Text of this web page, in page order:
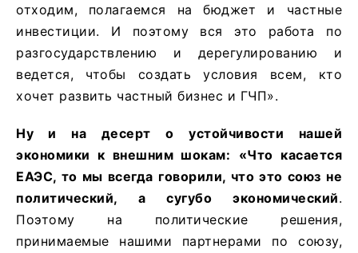
отходим, полагаемся на бюджет и частные
инвестиции. И поэтому вся это работа по
разгосударствлению и дерегулированию и
ведется, чтобы создать условия всем, кто
хочет развить частный бизнес и ГЧП».
Ну и на десерт о устойчивости нашей
экономики к внешним шокам:
«Что касается
ЕАЭС, то мы всегда говорили, что это союз не
политический, а сугубо экономический.
Поэтому на политические решения,
принимаемые нашими партнерами по союзу,